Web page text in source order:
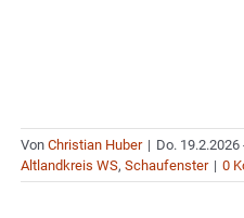
Von Christian Huber | Do. 19.2.2026
Altlandkreis WS, Schaufenster | 0